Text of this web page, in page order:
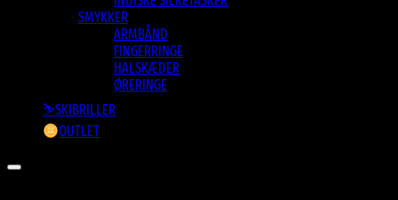
SMYKKER
ARMBÅND
FINGERRINGE
HALSKÆDER
ØRERINGE
⛷️SKIBRILLER
OUTLET